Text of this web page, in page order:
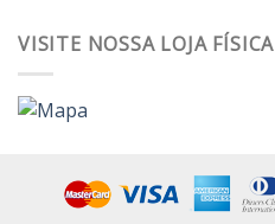
VISITE NOSSA LOJA FÍSICA